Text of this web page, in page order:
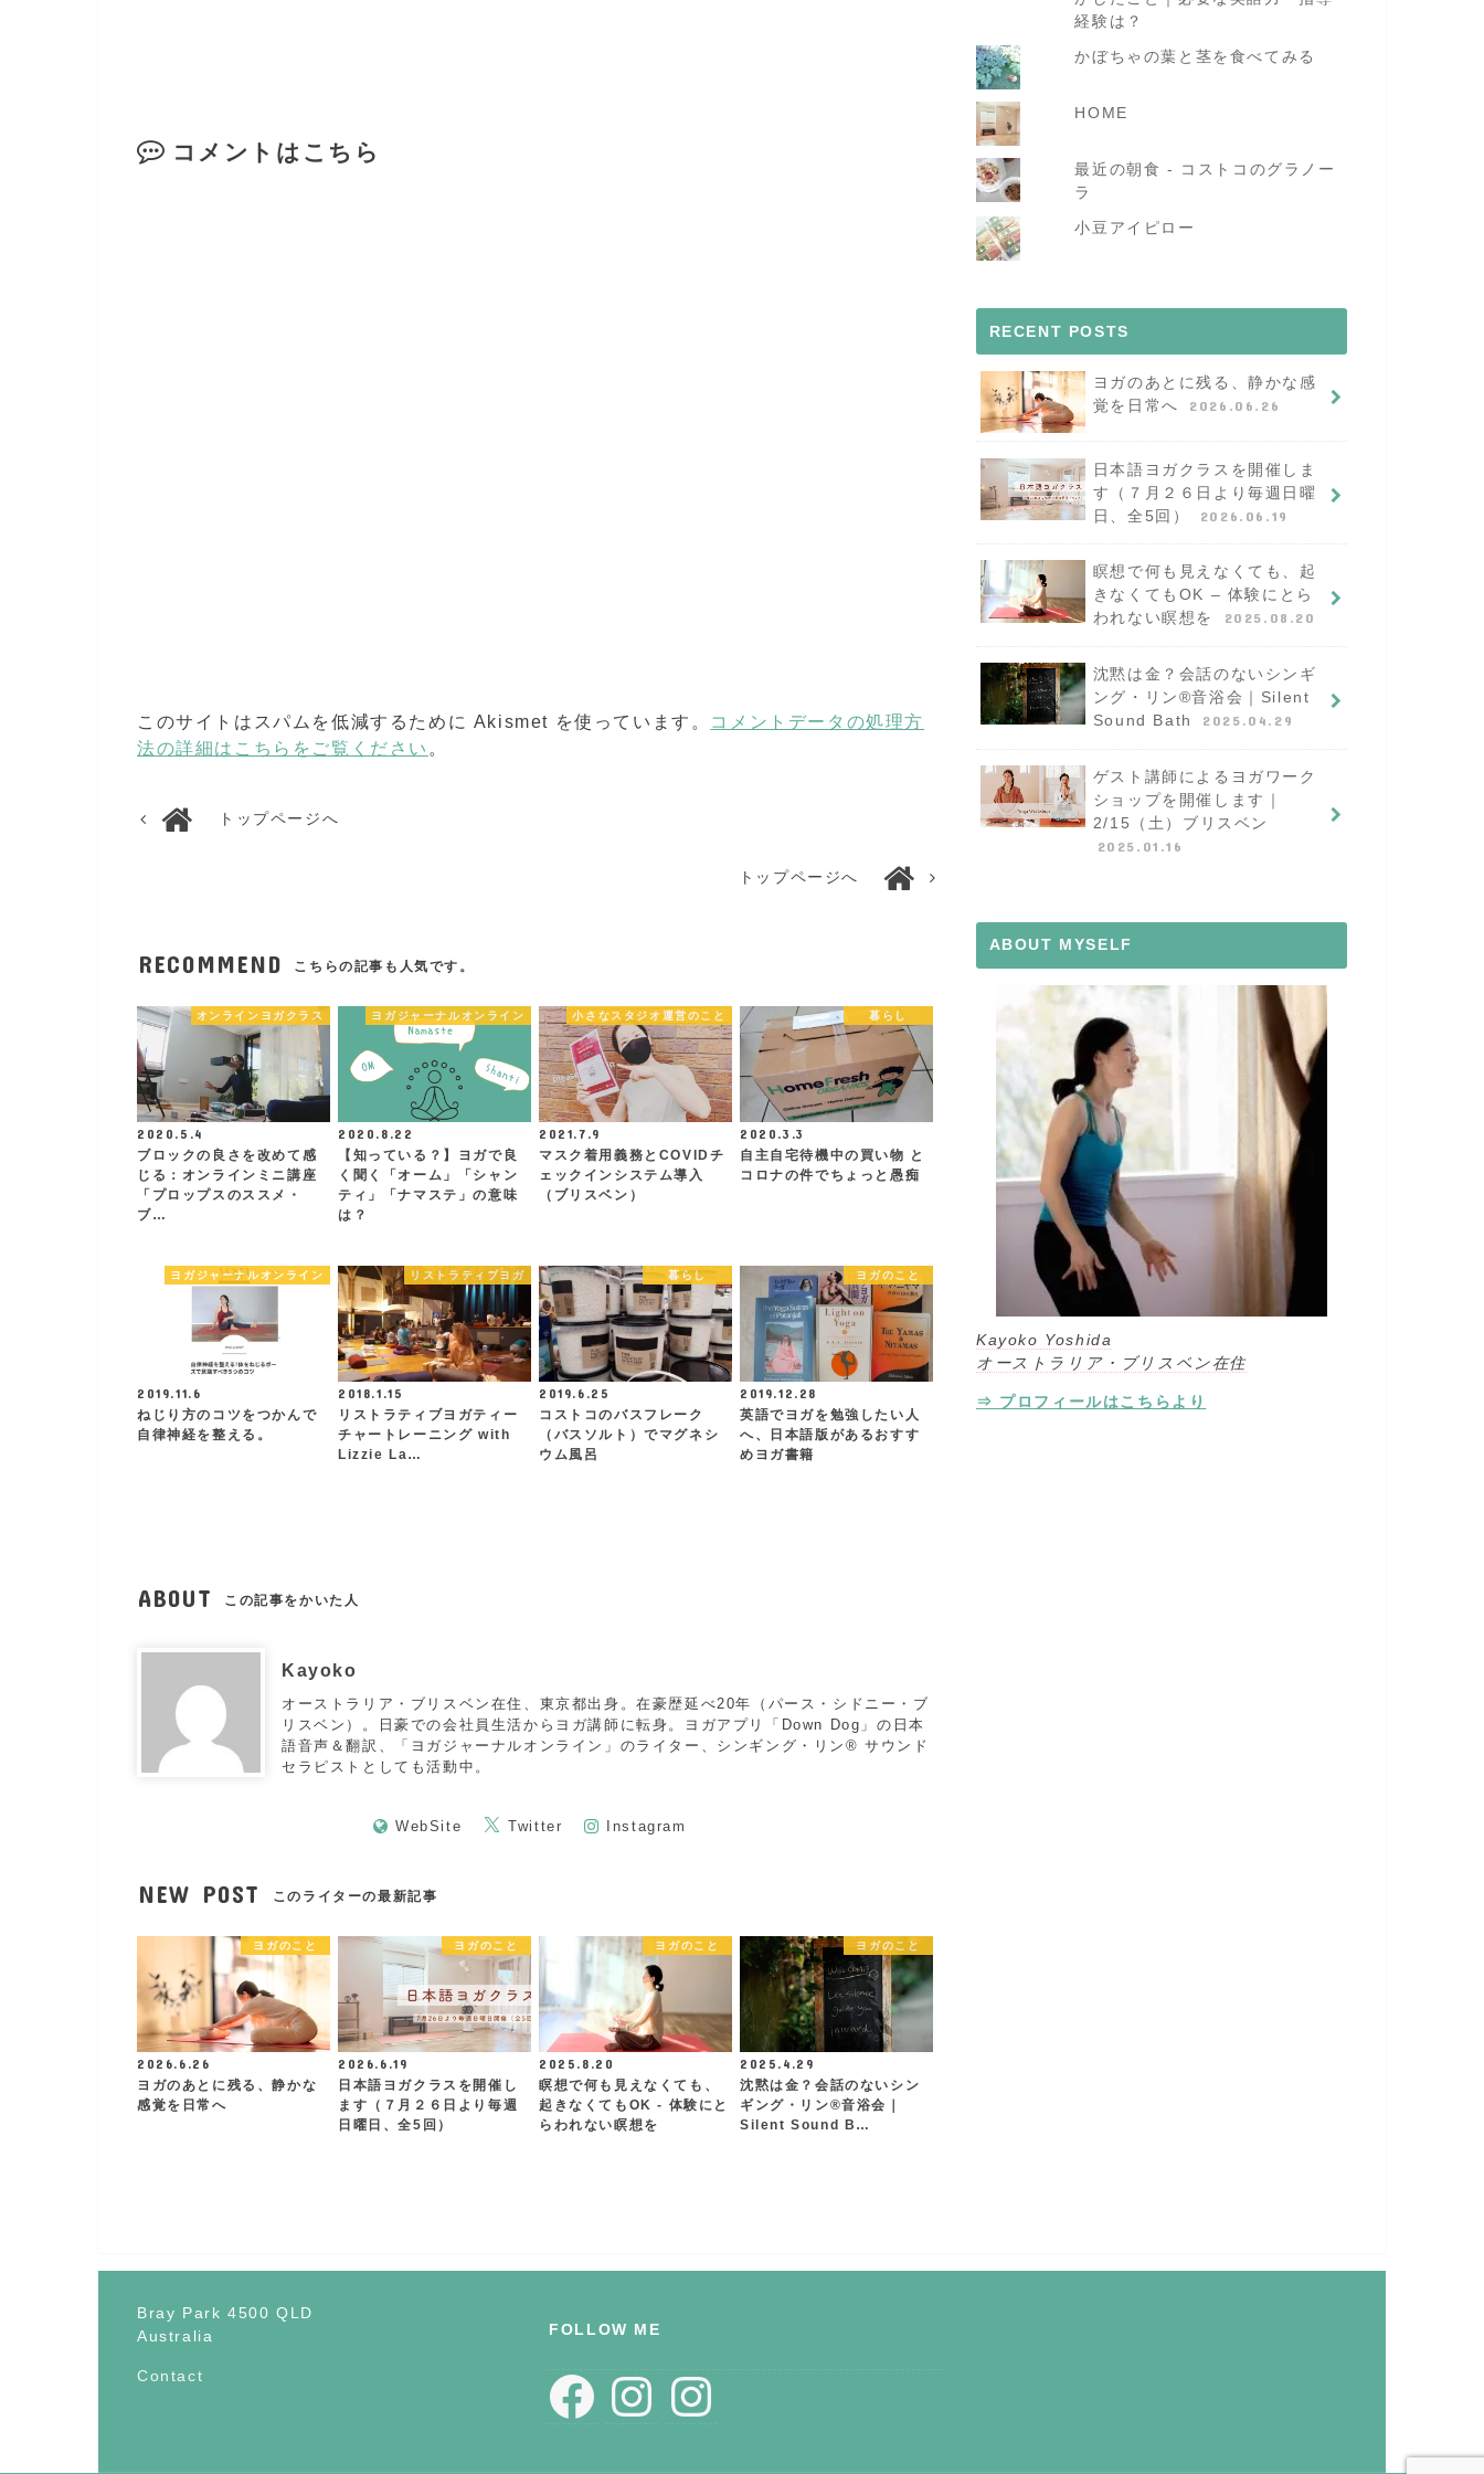
コメントはこちら
このサイトはスパムを低減するために Akismet を使っています。 コメントデータの処理方
法の詳細はこちらをご覧ください 。
トップページへ
トップページへ
RECOMMEND こちらの記事も人気です。
オンラインヨガクラス
2020.5.4
ブロックの良さを改めて感
じる：オンラインミニ講座
「プロップスのススメ・
ブ…
ヨガジャーナルオンライン
2020.8.22
【知っている？】ヨガで良
く聞く「オーム」「シャン
ティ」「ナマステ」の意味
は？
小さなスタジオ運営のこと
2021.7.9
マスク着用義務とCOVIDチ
ェックインシステム導入
（ブリスベン）
暮らし
2020.3.3
自主自宅待機中の買い物 と
コロナの件でちょっと愚痴
ヨガジャーナルオンライン
2019.11.6
ねじり方のコツをつかんで
自律神経を整える。
リストラティブヨガ
2018.1.15
リストラティブヨガティー
チャートレーニング with
Lizzie La…
暮らし
2019.6.25
コストコのバスフレーク
（バスソルト）でマグネシ
ウム風呂
ヨガのこと
2019.12.28
英語でヨガを勉強したい人
へ、日本語版があるおすす
めヨガ書籍
ABOUT この記事をかいた人
Kayoko
オーストラリア・ブリスベン在住、東京都出身。在豪歴延べ20年（パース・シドニー・ブ
リスベン）。日豪での会社員生活からヨガ講師に転身。ヨガアプリ「Down Dog」の日本
語音声＆翻訳、「ヨガジャーナルオンライン」のライター、シンギング・リン®︎ サウンド
セラピストとしても活動中。
WebSite Twitter Instagram
NEW POST このライターの最新記事
ヨガのこと
2026.6.26
ヨガのあとに残る、静かな
感覚を日常へ
ヨガのこと
2026.6.19
日本語ヨガクラスを開催し
ます（７月２６日より毎週
日曜日、全5回）
ヨガのこと
2025.8.20
瞑想で何も見えなくても、
起きなくてもOK - 体験にと
らわれない瞑想を
ヨガのこと
2025.4.29
沈黙は金？会話のないシン
ギング・リン®︎音浴会｜
Silent Sound B…
経験は？
かぼちゃの葉と茎を食べてみる
HOME
最近の朝食 - コストコのグラノー
ラ
小豆アイピロー
RECENT POSTS
ヨガのあとに残る、静かな感
覚を日常へ
2026.06.26
日本語ヨガクラスを開催しま
す（７月２６日より毎週日曜
日、全5回）
2026.06.19
瞑想で何も見えなくても、起
きなくてもOK – 体験にとら
われない瞑想を
2025.08.20
沈黙は金？会話のないシンギ
ング・リン®︎音浴会｜Silent
Sound Bath
2025.04.29
ゲスト講師によるヨガワーク
ショップを開催します｜
2/15（土）ブリスベン
2025.01.16
ABOUT MYSELF
Kayoko Yoshida
オーストラリア・ブリスベン在住
⇒ プロフィールはこちらより
Bray Park 4500 QLD
Australia
Contact
FOLLOW ME
FacebookInstagramInstagram